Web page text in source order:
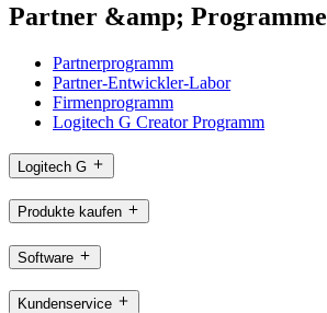
Partner &amp; Programme
Partnerprogramm
Partner-Entwickler-Labor
Firmenprogramm
Logitech G Creator Programm
Logitech G
Produkte kaufen
Software
Kundenservice